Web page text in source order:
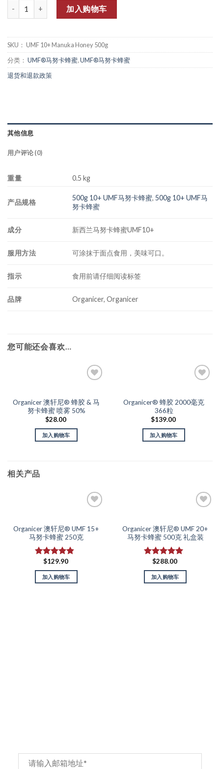
加入购物车
SKU： UMF 10+ Manuka Honey 500g
分类： UMF®马努卡蜂蜜,UMF®马努卡蜂蜜
退货和退款政策
其他信息
用户评论 (0)
重量 0.5 kg
产品规格
500g 10+ UMF马努卡蜂蜜,500g 10+ UMF马
努卡蜂蜜
成分 新西兰马努卡蜂蜜UMF10+
服用方法 可涂抹于面点食用，美味可口。
指示 食用前请仔细阅读标签
品牌 Organicer, Organicer
您可能还会喜欢…
Organicer 澳轩尼® 蜂胶 & 马
努卡蜂蜜 喷雾 50%
$28.00
加入购物车
Organicer® 蜂胶 2000毫克
366粒
$139.00
加入购物车
相关产品
Organicer 澳轩尼® UMF 15+
马努卡蜂蜜 250克
评分4.50
&sol; 5
$129.90
加入购物车
Organicer 澳轩尼® UMF 20+
马努卡蜂蜜 500克 礼盒装
评分5.00
&sol; 5
$288.00
加入购物车